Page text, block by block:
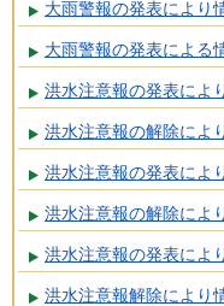
大雨警報の発表により
大雨警報の発表による
洪水注意報の発表によ
洪水注意報の解除によ
洪水注意報の発表によ
洪水注意報の解除によ
洪水注意報の発表によ
洪水注意報解除により